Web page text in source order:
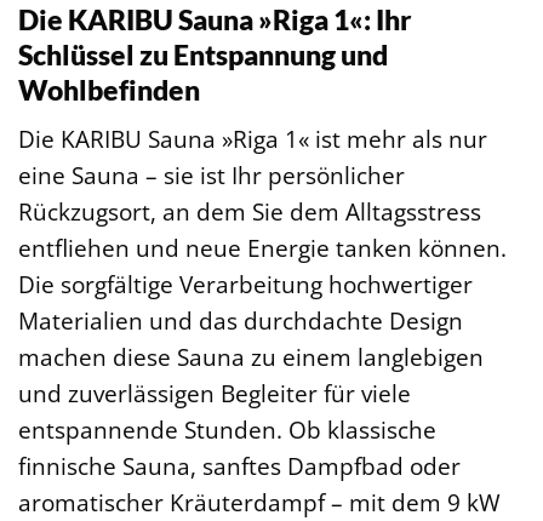
Die KARIBU Sauna »Riga 1«: Ihr
Schlüssel zu Entspannung und
Wohlbefinden
Die KARIBU Sauna »Riga 1« ist mehr als nur
eine Sauna – sie ist Ihr persönlicher
Rückzugsort, an dem Sie dem Alltagsstress
entfliehen und neue Energie tanken können.
Die sorgfältige Verarbeitung hochwertiger
Materialien und das durchdachte Design
machen diese Sauna zu einem langlebigen
und zuverlässigen Begleiter für viele
entspannende Stunden. Ob klassische
finnische Sauna, sanftes Dampfbad oder
aromatischer Kräuterdampf – mit dem 9 kW